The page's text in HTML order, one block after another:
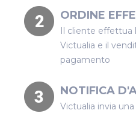
ORDINE
Il cliente
Victualia e il
pagamento
NOTIFICA
Victualia invia